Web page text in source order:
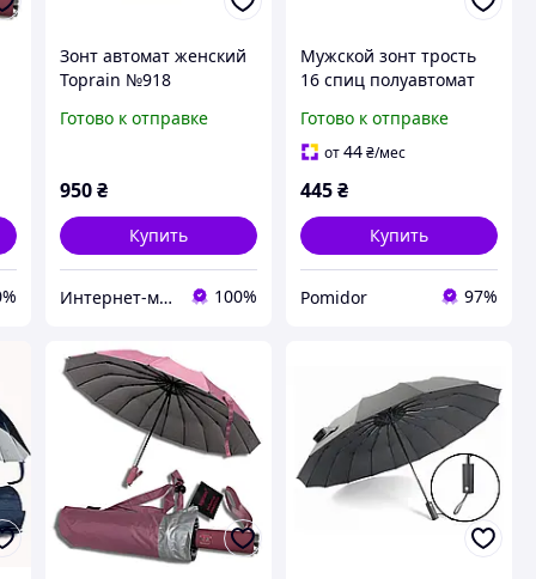
Зонт автомат женский
Toprain №918
Серый
Готово к отправке
950 ₴
Купить
Интернет-магазин "Дешевле Нет" 100%
Мужской зонт трость
16 спиц полуавтомат
с чехлом PR
Готово к отправке
от44₴/мес
445₴
Купить
Pomidor 97%